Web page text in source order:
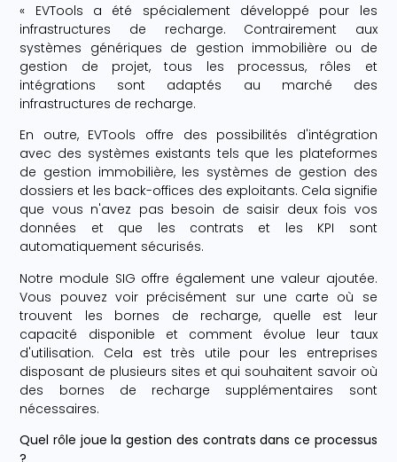
« EVTools a été spécialement développé pour les
infrastructures de recharge. Contrairement aux
systèmes génériques de gestion immobilière ou de
gestion de projet, tous les processus, rôles et
intégrations sont adaptés au marché des
infrastructures de recharge.
En outre, EVTools offre des possibilités d'intégration
avec des systèmes existants tels que les plateformes
de gestion immobilière, les systèmes de gestion des
dossiers et les back-offices des exploitants. Cela signifie
que vous n'avez pas besoin de saisir deux fois vos
données et que les contrats et les KPI sont
automatiquement sécurisés.
Notre module SIG offre également une valeur ajoutée.
Vous pouvez voir précisément sur une carte où se
trouvent les bornes de recharge, quelle est leur
capacité disponible et comment évolue leur taux
d'utilisation. Cela est très utile pour les entreprises
disposant de plusieurs sites et qui souhaitent savoir où
des bornes de recharge supplémentaires sont
nécessaires.
Quel rôle joue la gestion des contrats dans ce processus
?